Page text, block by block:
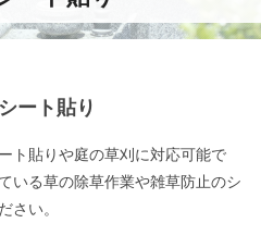
ート貼り
ト貼りや庭の草刈に対応可能で
いる草の除草作業や雑草防止のシ
さい。